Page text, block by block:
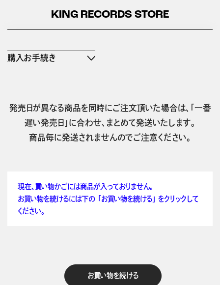
KING RECORDS STORE
購入お手続き
発売日が異なる商品を同時にご注文頂いた場合は、「一番
遅い発売日」に合わせ、まとめて発送いたします。
商品毎に発送されませんのでご注意ください。
現在、買い物かごには商品が入っておりません。
お買い物を続けるには下の 「お買い物を続ける」 をクリックして
ください。
お買い物を続ける